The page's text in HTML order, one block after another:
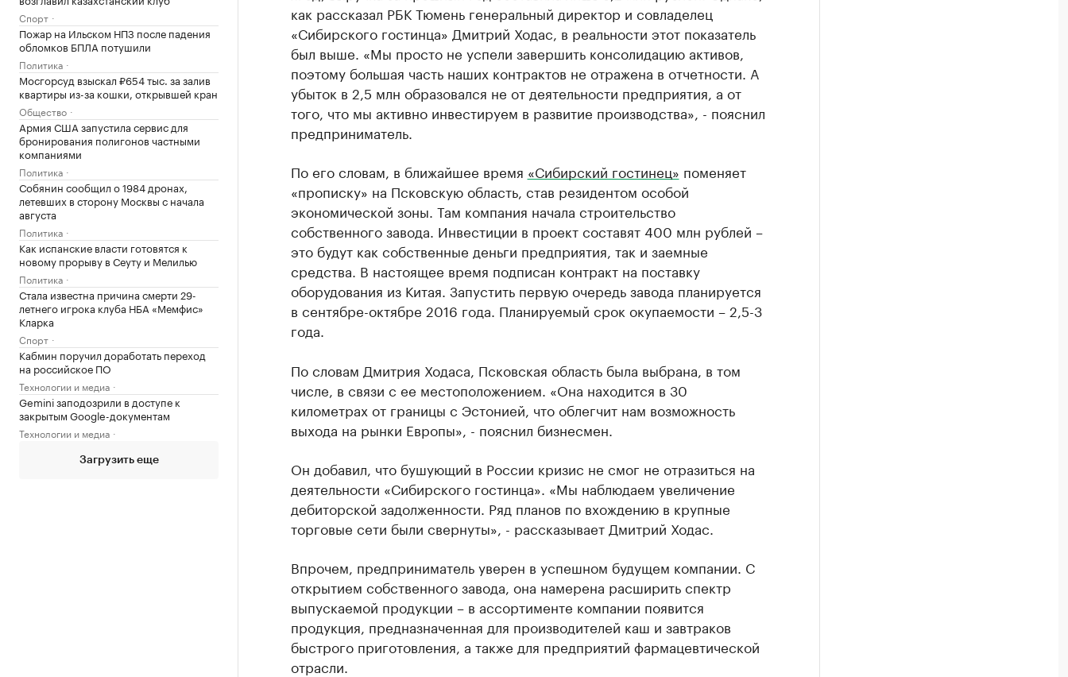
Спорт
Пожар на Ильском НПЗ после падения
обломков БПЛА потушили
Политика
Мосгорсуд взыскал ₽654 тыс. за залив
квартиры из-за кошки, открывшей кран
Общество
Армия США запустила сервис для
бронирования полигонов частными
компаниями
Политика
Собянин сообщил о 1984 дронах,
летевших в сторону Москвы с начала
августа
Политика
Как испанские власти готовятся к
новому прорыву в Сеуту и Мелилью
Политика
Стала известна причина смерти 29-
летнего игрока клуба НБА «Мемфис»
Кларка
Спорт
Кабмин поручил доработать переход
на российское ПО
Технологии и медиа
Gemini заподозрили в доступе к
закрытым Google-документам
Технологии и медиа
Загрузить еще
как рассказал РБК Тюмень генеральный директор и совладелец
«Сибирского гостинца» Дмитрий Ходас, в реальности этот показатель
был выше. «Мы просто не успели завершить консолидацию активов,
поэтому большая часть наших контрактов не отражена в отчетности. А
убыток в 2,5 млн образовался не от деятельности предприятия, а от
того, что мы активно инвестируем в развитие производства», - пояснил
предприниматель.
По его словам, в ближайшее время «Сибирский гостинец» поменяет
«прописку» на Псковскую область, став резидентом особой
экономической зоны. Там компания начала строительство
собственного завода. Инвестиции в проект составят 400 млн рублей –
это будут как собственные деньги предприятия, так и заемные
средства. В настоящее время подписан контракт на поставку
оборудования из Китая. Запустить первую очередь завода планируется
в сентябре-октябре 2016 года. Планируемый срок окупаемости – 2,5-3
года.
По словам Дмитрия Ходаса, Псковская область была выбрана, в том
числе, в связи с ее местоположением. «Она находится в 30
километрах от границы с Эстонией, что облегчит нам возможность
выхода на рынки Европы», - пояснил бизнесмен.
Он добавил, что бушующий в России кризис не смог не отразиться на
деятельности «Сибирского гостинца». «Мы наблюдаем увеличение
дебиторской задолженности. Ряд планов по вхождению в крупные
торговые сети были свернуты», - рассказывает Дмитрий Ходас.
Впрочем, предприниматель уверен в успешном будущем компании. С
открытием собственного завода, она намерена расширить спектр
выпускаемой продукции – в ассортименте компании появится
продукция, предназначенная для производителей каш и завтраков
быстрого приготовления, а также для предприятий фармацевтической
отрасли.